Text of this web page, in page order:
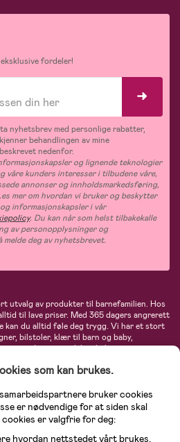
fordeler!
nyhetsbrev med personlige rabatter,
behandlingen av mine
nedenfor.
og lignende teknologier
våre kunders interesser i tilbudene våre,
annonser og innholdsmarkedsføring,
mer om hvordan vi bruker og beskytter
informasjonskapsler i vår
. Du kan når som helst tilbakekalle
av personopplysninger og
deg av nyhetsbrevet.
utvalg av produkter til barnefamilien. Hos
til lave priser. Med 365 dagers angrerett
kan du alltid føle deg trygg. Vi har et stort
bilstoler, klær til barn og baby,
interiør, leker, babyustyr og mye
Didriksons, KidKraft, Ergobaby, Philips
som kan brukes.
bruker cookies
er nødvendige for at siden skal
er valgfrie for deg:
hvordan nettstedet vårt brukes.